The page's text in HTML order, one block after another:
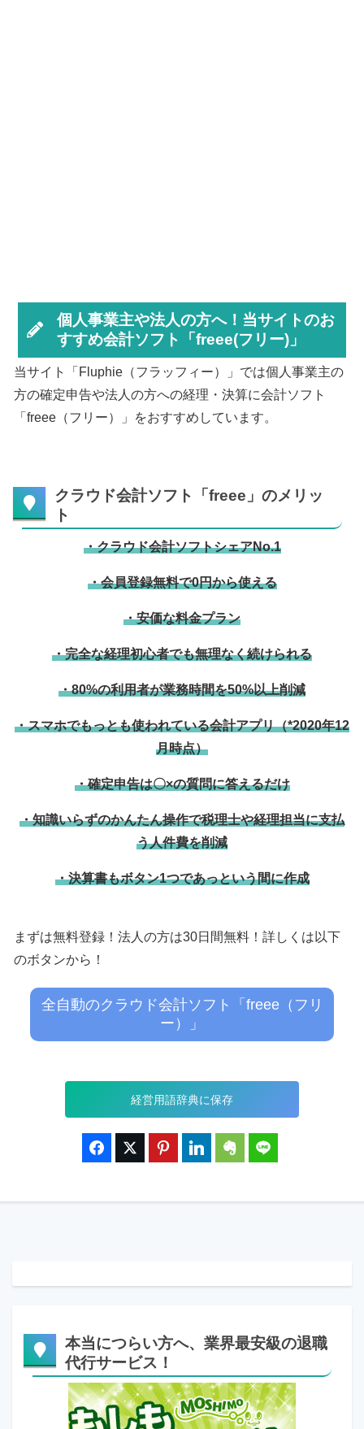
個人事業主や法人の方へ！当サイトのお
すすめ会計ソフト「freee(フリー)」
当サイト「Fluphie（フラッフィー）」では個人事業主の
方の確定申告や法人の方への経理・決算に会計ソフト
「freee（フリー）」をおすすめしています。
クラウド会計ソフト「freee」のメリッ
ト
・クラウド会計ソフトシェアNo.1
・会員登録無料で0円から使える
・安価な料金プラン
・完全な経理初心者でも無理なく続けられる
・80%の利用者が業務時間を50%以上削減
・スマホでもっとも使われている会計アプリ（*2020年12
月時点）
・確定申告は〇×の質問に答えるだけ
・知識いらずのかんたん操作で税理士や経理担当に支払
う人件費を削減
・決算書もボタン1つであっという間に作成
まずは無料登録！法人の方は30日間無料！詳しくは以下
のボタンから！
全自動のクラウド会計ソフト「freee（フリ
ー）」
経営用語辞典に保存
本当につらい方へ、業界最安級の退職
代行サービス！